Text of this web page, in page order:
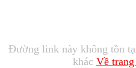
Đường link này không tồn
khác Về trang